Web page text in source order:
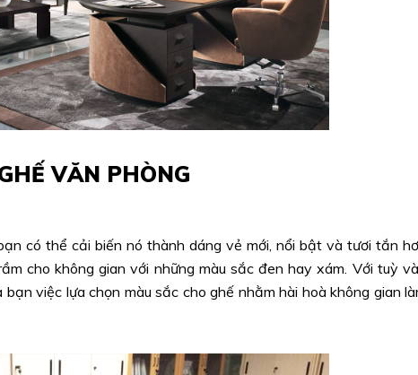
VĂN PHÒNG
có thể cải biến nó thành dáng vẻ mới, nổi bật và tươi tắn
cho không gian với những màu sắc đen hay xám. Với tuỳ
việc lựa chọn màu sắc cho ghế nhằm hài hoà không gian